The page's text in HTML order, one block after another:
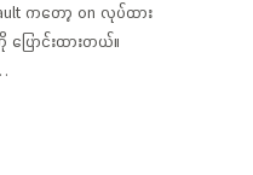
ကတော့ on လုပ်ထား
ြောင်းထားတယ်။